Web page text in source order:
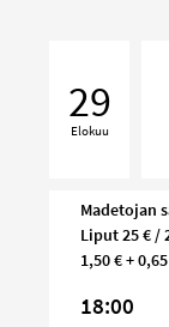
Pohjolasta
Minnen
Norden
29
Elokuu
Madetojan
Liput 25 € /
1,50 € +
18:00